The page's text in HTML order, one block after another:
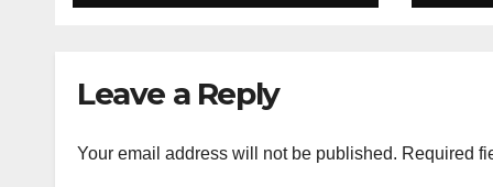
Leave a Reply
Your email address will not be published. Required